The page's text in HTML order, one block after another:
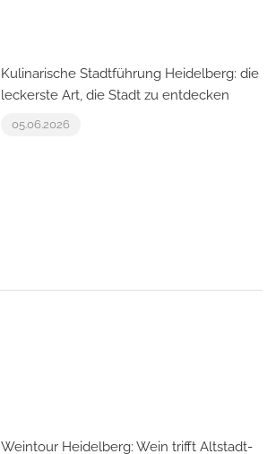
Kulinarische Stadtführung Heidelberg: die
leckerste Art, die Stadt zu entdecken
05.06.2026
Weintour Heidelberg: Wein trifft Altstadt-